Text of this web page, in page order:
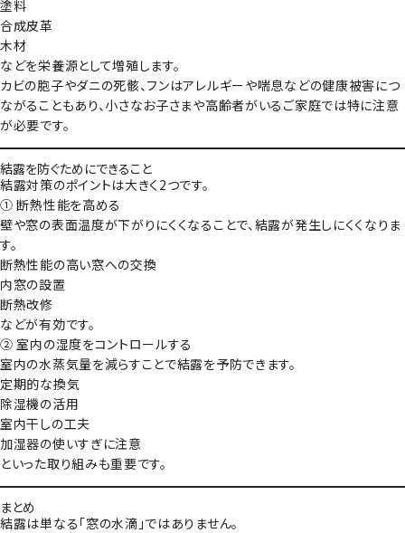
塗料
合成皮革
木材
などを栄養源として増殖します。
カビの胞子やダニの死骸、フンはアレルギーや喘息などの健康被害につ
ながることもあり、小さなお子さまや高齢者がいるご家庭では特に注意
が必要です。
結露を防ぐためにできること
結露対策のポイントは大きく2つです。
① 断熱性能を高める
壁や窓の表面温度が下がりにくくなることで、結露が発生しにくくなりま
す。
断熱性能の高い窓への交換
内窓の設置
断熱改修
などが有効です。
② 室内の湿度をコントロールする
室内の水蒸気量を減らすことで結露を予防できます。
定期的な換気
除湿機の活用
室内干しの工夫
加湿器の使いすぎに注意
といった取り組みも重要です。
まとめ
結露は単なる「窓の水滴」ではありません。